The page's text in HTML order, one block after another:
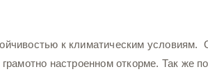
к климатическим условиям.
настроенном откорме. Так же